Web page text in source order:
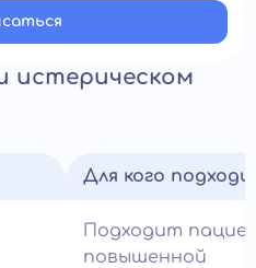
истерическом
Для кого
Подходит
повышенной